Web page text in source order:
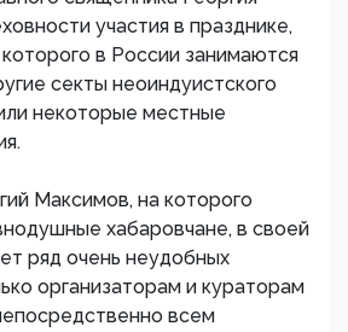
участия в празднике,
в России занимаются
секты неоиндуистского
некоторые местные
Максимов, на которого
хабаровчане, в своей
ряд очень неудобных
организаторам и кураторам
всем